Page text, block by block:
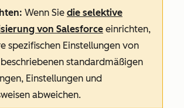
Wenn Sie die selektive
von Salesforce einrichten,
spezifischen Einstellungen von
standardmäßigen
Einstellungen und
abweichen.